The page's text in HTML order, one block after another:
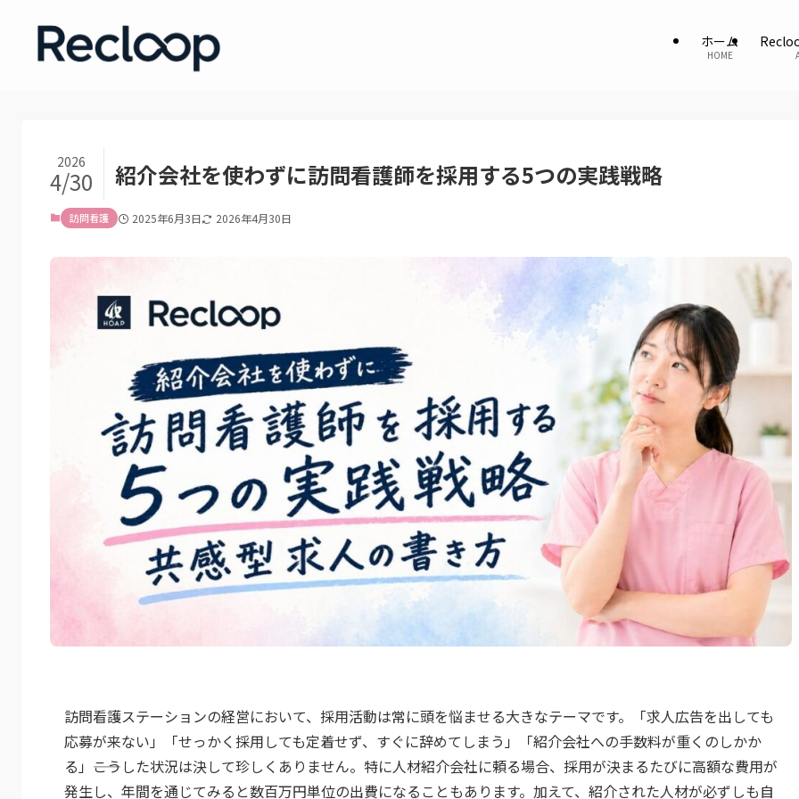
ホーム
HOME
紹介会社を使わずに訪問看護師を採用する5つの実践戦略
2026
4/30
訪問看護 2025年6月3日 2026年4月30日
訪問看護ステーションの経営において、採用活動は常に頭を悩ませる大きなテーマです。「求人広告を出しても
応募が来ない」「せっかく採用しても定着せず、すぐに辞めてしまう」「紹介会社への手数料が重くのしかか
る」――こうした状況は決して珍しくありません。特に人材紹介会社に頼る場合、採用が決まるたびに高額な費用が
発生し、年間を通じてみると数百万円単位の出費になることもあります。加えて、紹介された人材が必ずしも自